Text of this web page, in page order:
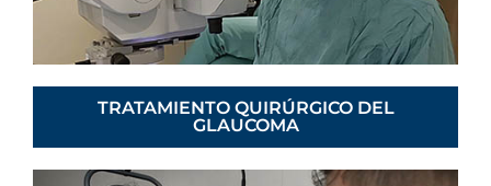
TRATAMIENTO QUIRÚRGICO DEL
GLAUCOMA